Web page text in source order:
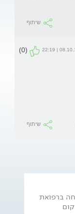
שיתוף
08.10.16 |
(0)
שיתוף
ברפואת